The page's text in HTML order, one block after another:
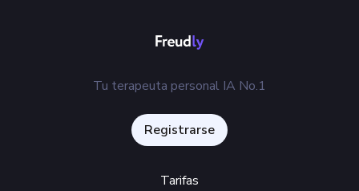
Tu terapeuta personal IA No.1
Registrarse
Tarifas